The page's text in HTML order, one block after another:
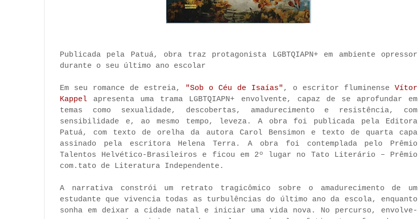
Publicada pela Patuá, obra traz protagonista LGBTQIAPN+ em ambiente opressor
durante o seu último ano escolar
Em seu romance de estreia, "Sob o Céu de Isaías" , o escritor fluminenseVítor
Kappel apresenta uma trama LGBTQIAPN+ envolvente, capaz de se aprofundar em
temas como sexualidade, descobertas, amadurecimento e resistência, com
sensibilidade e, ao mesmo tempo, leveza. A obra foi publicada pela Editora
Patuá, com texto de orelha da autora Carol Bensimon e texto de quarta capa
assinado pela escritora Helena Terra. A obra foi contemplada pelo Prêmio
Talentos Helvético-Brasileiros e ficou em 2º lugar no Tato Literário – Prêmio
com.tato de Literatura Independente.
A narrativa constrói um retrato tragicômico sobre o amadurecimento de um
estudante que vivencia todas as turbulências do último ano da escola, enquanto
sonha em deixar a cidade natal e iniciar uma vida nova. No percurso, envolve-